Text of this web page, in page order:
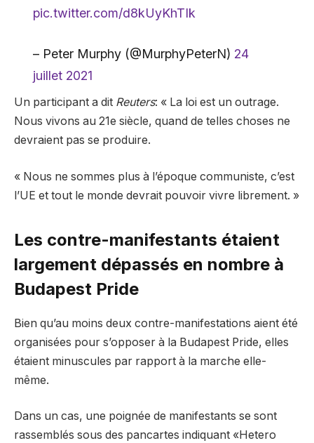
pic.twitter.com/d8kUyKhTIk
– Peter Murphy (@MurphyPeterN) 24
juillet 2021
Un participant a dit Reuters: « La loi est un outrage.
Nous vivons au 21e siècle, quand de telles choses ne
devraient pas se produire.
« Nous ne sommes plus à l’époque communiste, c’est
l’UE et tout le monde devrait pouvoir vivre librement. »
Les contre-manifestants étaient
largement dépassés en nombre à
Budapest Pride
Bien qu’au moins deux contre-manifestations aient été
organisées pour s’opposer à la Budapest Pride, elles
étaient minuscules par rapport à la marche elle-
même.
Dans un cas, une poignée de manifestants se sont
rassemblés sous des pancartes indiquant «Hetero